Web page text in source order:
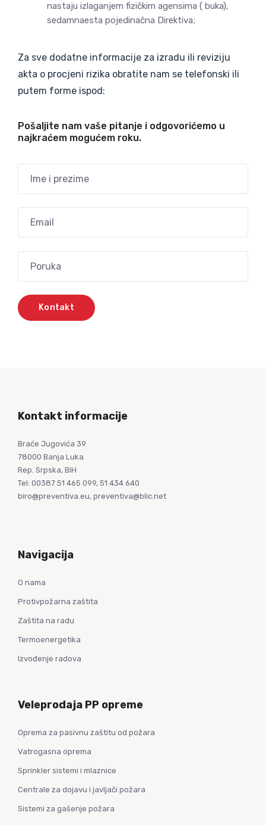
nastaju izlaganjem fizičkim agensima ( buka),
sedamnaesta pojedinačna Direktiva;
Za sve dodatne informacije za izradu ili reviziju
akta o procjeni rizika obratite nam se telefonski ili
putem forme ispod:
Pošaljite nam vaše pitanje i odgovorićemo u
najkraćem mogućem roku.
Kontakt informacije
Braće Jugovića 39
78000 Banja Luka
Rep. Srpska, BiH
Tel: 00387 51 465 099, 51 434 640
biro@preventiva.eu, preventiva@blic.net
Navigacija
O nama
Protivpožarna zaštita
Zaštita na radu
Termoenergetika
Izvođenje radova
Veleprodaja PP opreme
Oprema za pasivnu zaštitu od požara
Vatrogasna oprema
Sprinkler sistemi i mlaznice
Centrale za dojavu i javljači požara
Sistemi za gašenje požara